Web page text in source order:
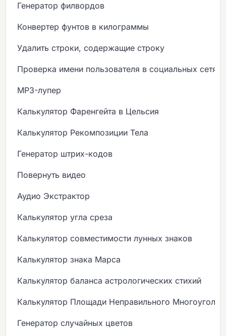
Генератор филвордов
Конвертер фунтов в килограммы
Удалить строки, содержащие строку
Проверка имени пользователя в социальных сетях
MP3-лупер
Калькулятор Фаренгейта в Цельсия
Калькулятор Рекомпозиции Тела
Генератор штрих-кодов
Повернуть видео
Аудио Экстрактор
Калькулятор угла среза
Калькулятор совместимости лунных знаков
Калькулятор знака Марса
Калькулятор баланса астрологических стихий
Калькулятор Площади Неправильного
Генератор случайных цветов